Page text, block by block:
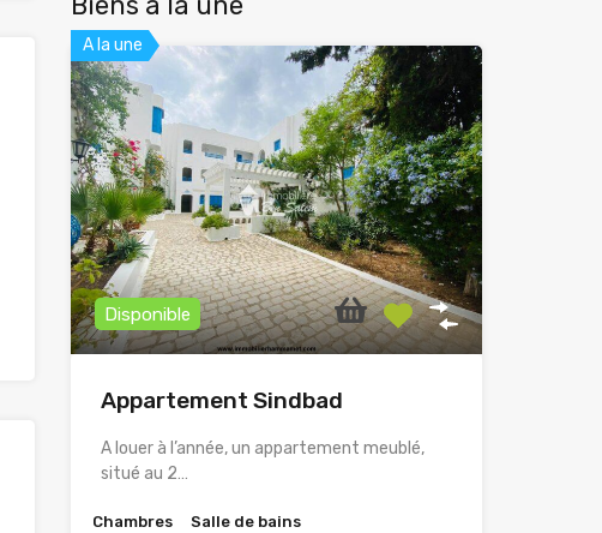
A la une
Disponible
Appartement Sindbad
A louer à l’année, un appartement meublé,
situé au 2…
Chambres
Salle de bains